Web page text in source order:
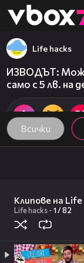
👾
Клипове на Life
Life hacks-1 /82
Всички
Life hacks
ИЗВОДЪТ: Може
само с 5 лв. на
07:33